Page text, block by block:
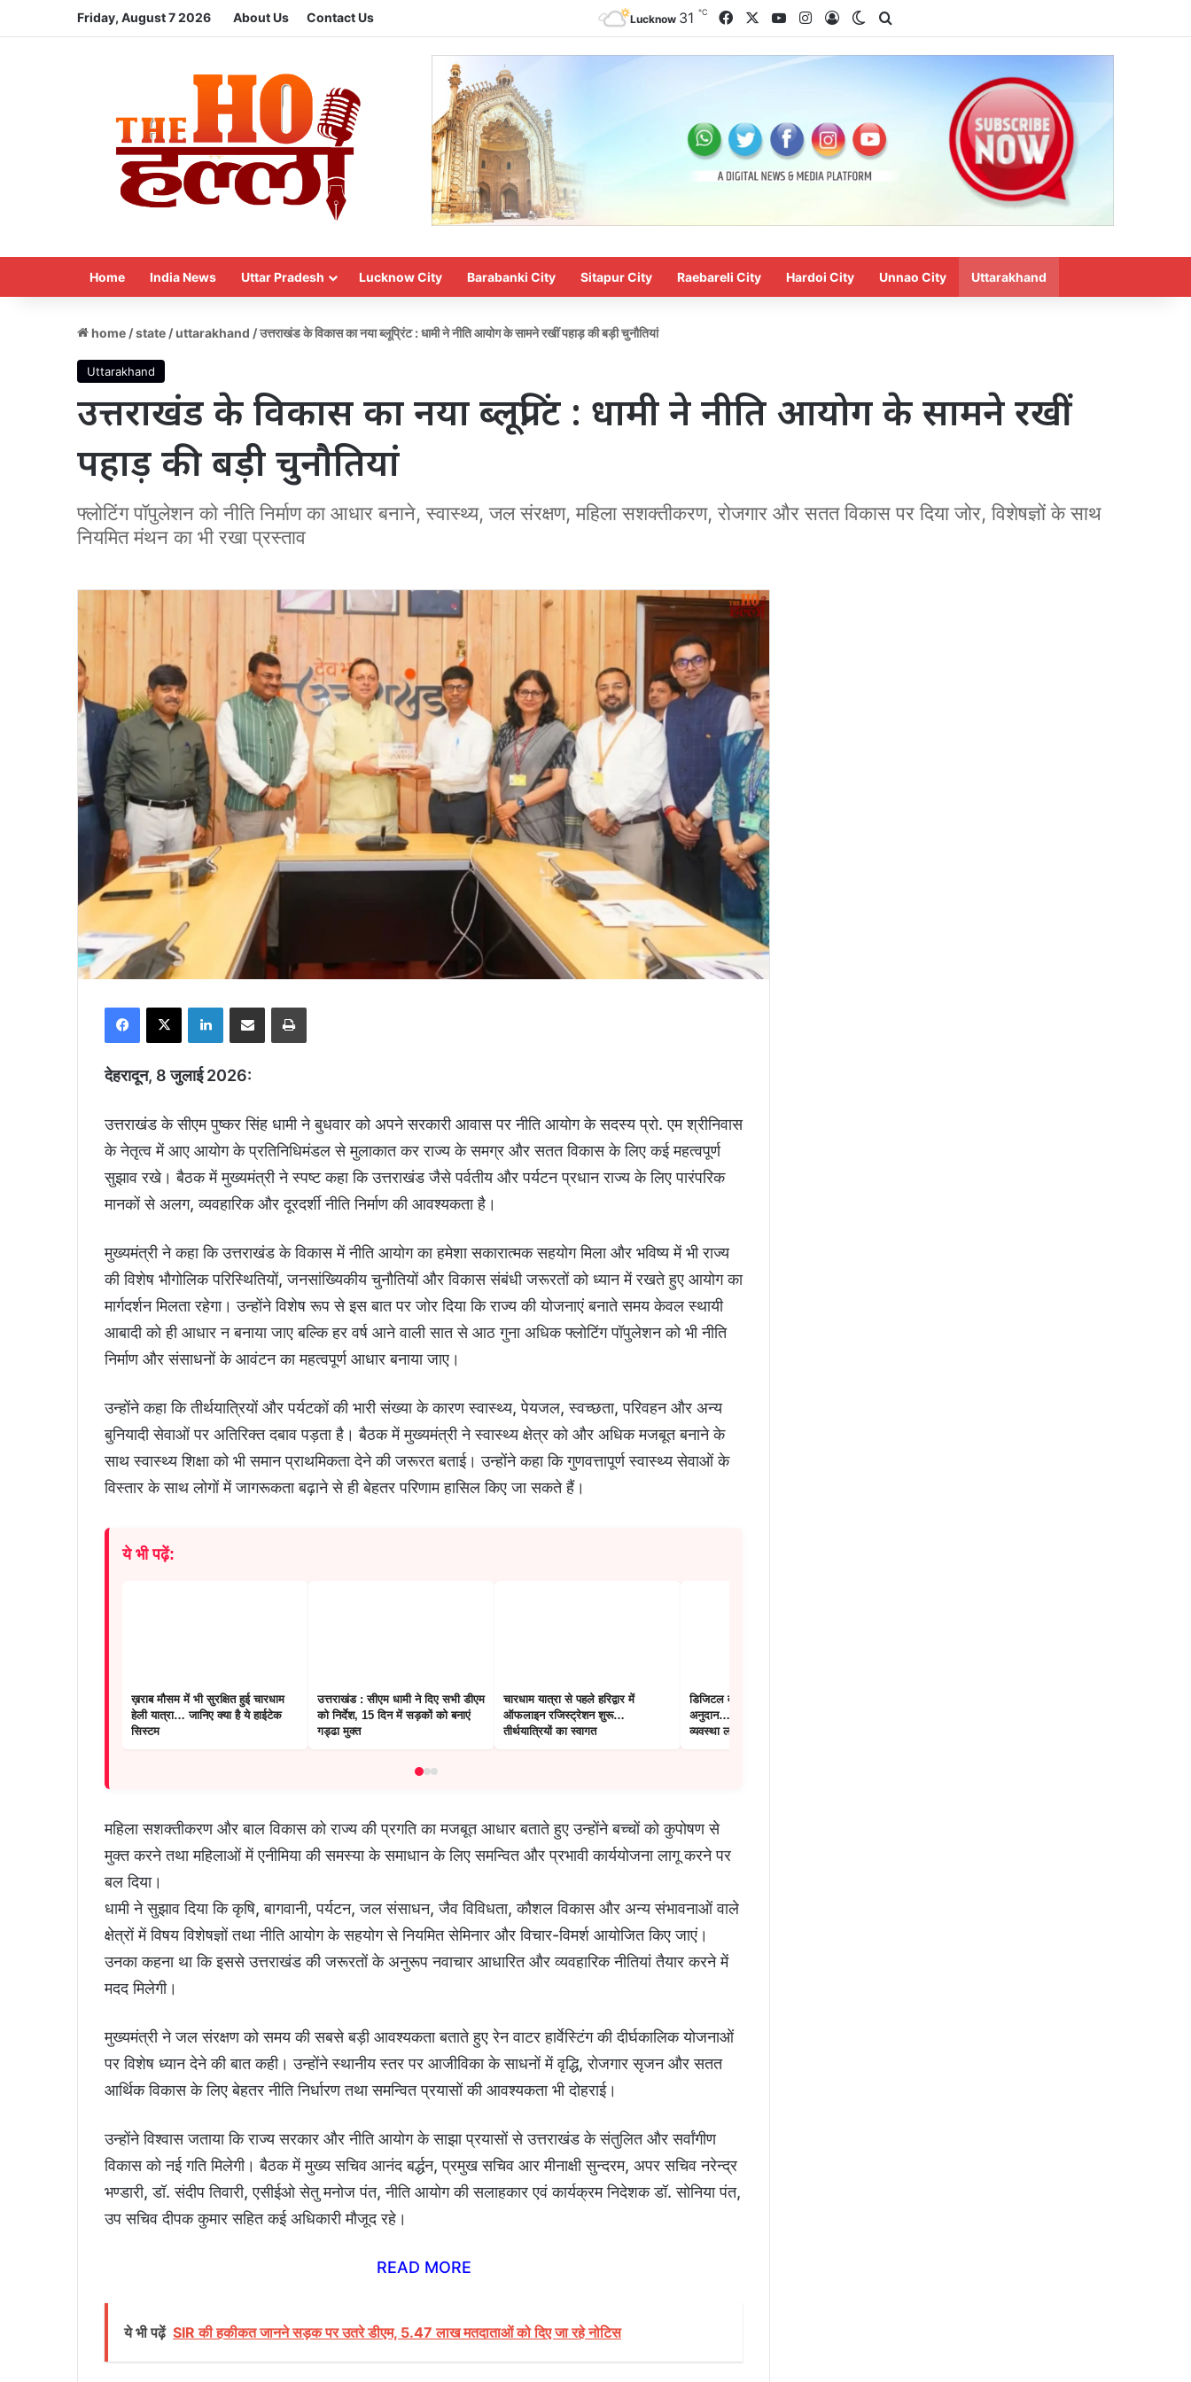
Friday, August 7 2026 About Us Contact Us Lucknow 31 ℃ FacebookYouTubeInstagram
Log InSwitch skin
Home India News Uttar Pradesh Lucknow City Barabanki City Sitapur City Raebareli City Hardoi City Unnao City Uttarakhand
home /state /uttarakhand /उत्तराखंड के विकास का नया ब्लूप्रिंट : धामी ने नीति आयोग के सामने रखीं पहाड़ की बड़ी चुनौतियां
Uttarakhand
उत्तराखंड के विकास का नया ब्लूप्रिंट : धामी ने नीति आयोग के सामने रखीं
पहाड़ की बड़ी चुनौतियां
फ्लोटिंग पॉपुलेशन को नीति निर्माण का आधार बनाने, स्वास्थ्य, जल संरक्षण, महिला सशक्तीकरण, रोजगार और सतत विकास पर दिया जोर, विशेषज्ञों के साथ
नियमित मंथन का भी रखा प्रस्ताव
Facebook
X LinkedInShare via Email Print
देहरादून, 8 जुलाई 2026:
उत्तराखंड के सीएम पुष्कर सिंह धामी ने बुधवार को अपने सरकारी आवास पर नीति आयोग के सदस्य प्रो. एम श्रीनिवास
के नेतृत्व में आए आयोग के प्रतिनिधिमंडल से मुलाकात कर राज्य के समग्र और सतत विकास के लिए कई महत्वपूर्ण
सुझाव रखे। बैठक में मुख्यमंत्री ने स्पष्ट कहा कि उत्तराखंड जैसे पर्वतीय और पर्यटन प्रधान राज्य के लिए पारंपरिक
मानकों से अलग, व्यवहारिक और दूरदर्शी नीति निर्माण की आवश्यकता है।
मुख्यमंत्री ने कहा कि उत्तराखंड के विकास में नीति आयोग का हमेशा सकारात्मक सहयोग मिला और भविष्य में भी राज्य
की विशेष भौगोलिक परिस्थितियों, जनसांख्यिकीय चुनौतियों और विकास संबंधी जरूरतों को ध्यान में रखते हुए आयोग का
मार्गदर्शन मिलता रहेगा। उन्होंने विशेष रूप से इस बात पर जोर दिया कि राज्य की योजनाएं बनाते समय केवल स्थायी
आबादी को ही आधार न बनाया जाए बल्कि हर वर्ष आने वाली सात से आठ गुना अधिक फ्लोटिंग पॉपुलेशन को भी नीति
निर्माण और संसाधनों के आवंटन का महत्वपूर्ण आधार बनाया जाए।
उन्होंने कहा कि तीर्थयात्रियों और पर्यटकों की भारी संख्या के कारण स्वास्थ्य, पेयजल, स्वच्छता, परिवहन और अन्य
बुनियादी सेवाओं पर अतिरिक्त दबाव पड़ता है। बैठक में मुख्यमंत्री ने स्वास्थ्य क्षेत्र को और अधिक मजबूत बनाने के
साथ स्वास्थ्य शिक्षा को भी समान प्राथमिकता देने की जरूरत बताई। उन्होंने कहा कि गुणवत्तापूर्ण स्वास्थ्य सेवाओं के
विस्तार के साथ लोगों में जागरूकता बढ़ाने से ही बेहतर परिणाम हासिल किए जा सकते हैं।
ये भी पढ़ें:
ख़राब मौसम में भी सुरक्षित हुई चारधाम
हेली यात्रा… जानिए क्या है ये हाईटेक
सिस्टम
उत्तराखंड : सीएम धामी ने दिए सभी डीएम
को निर्देश, 15 दिन में सड़कों को बनाएं
गड्ढा मुक्त
चारधाम यात्रा से पहले हरिद्वार में
ऑफलाइन रजिस्ट्रेशन शुरू…
तीर्थयात्रियों का स्वागत
डिजिटल वाउचर से किसानों तक सीधे
अनुदान… पॉलीहाउस योजना में नई
व्यवस्था लागू
महिला सशक्तीकरण और बाल विकास को राज्य की प्रगति का मजबूत आधार बताते हुए उन्होंने बच्चों को कुपोषण से
मुक्त करने तथा महिलाओं में एनीमिया की समस्या के समाधान के लिए समन्वित और प्रभावी कार्ययोजना लागू करने पर
बल दिया।
धामी ने सुझाव दिया कि कृषि, बागवानी, पर्यटन, जल संसाधन, जैव विविधता, कौशल विकास और अन्य संभावनाओं वाले
क्षेत्रों में विषय विशेषज्ञों तथा नीति आयोग के सहयोग से नियमित सेमिनार और विचार-विमर्श आयोजित किए जाएं।
उनका कहना था कि इससे उत्तराखंड की जरूरतों के अनुरूप नवाचार आधारित और व्यवहारिक नीतियां तैयार करने में
मदद मिलेगी।
मुख्यमंत्री ने जल संरक्षण को समय की सबसे बड़ी आवश्यकता बताते हुए रेन वाटर हार्वेस्टिंग की दीर्घकालिक योजनाओं
पर विशेष ध्यान देने की बात कही। उन्होंने स्थानीय स्तर पर आजीविका के साधनों में वृद्धि, रोजगार सृजन और सतत
आर्थिक विकास के लिए बेहतर नीति निर्धारण तथा समन्वित प्रयासों की आवश्यकता भी दोहराई।
उन्होंने विश्वास जताया कि राज्य सरकार और नीति आयोग के साझा प्रयासों से उत्तराखंड के संतुलित और सर्वांगीण
विकास को नई गति मिलेगी। बैठक में मुख्य सचिव आनंद बर्द्धन, प्रमुख सचिव आर मीनाक्षी सुन्दरम, अपर सचिव नरेन्द्र
भण्डारी, डॉ. संदीप तिवारी, एसीईओ सेतु मनोज पंत, नीति आयोग की सलाहकार एवं कार्यक्रम निदेशक डॉ. सोनिया पंत,
उप सचिव दीपक कुमार सहित कई अधिकारी मौजूद रहे।
READ MORE
ये भी पढ़ें SIR की हकीकत जानने सड़क पर उतरे डीएम, 5.47 लाख मतदाताओं को दिए जा रहे नोटिस